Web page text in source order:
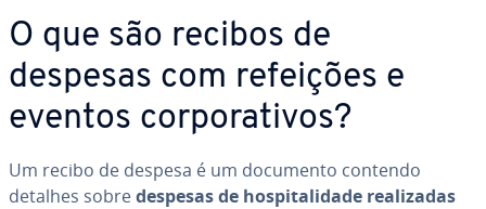
O que são recibos de
despesas com refeições e
eventos cor­po­ra­ti­vos?
Um recibo de despesa é um documento contendo
detalhes sobredespesas de hos­pi­ta­li­dade re­a­li­za­das